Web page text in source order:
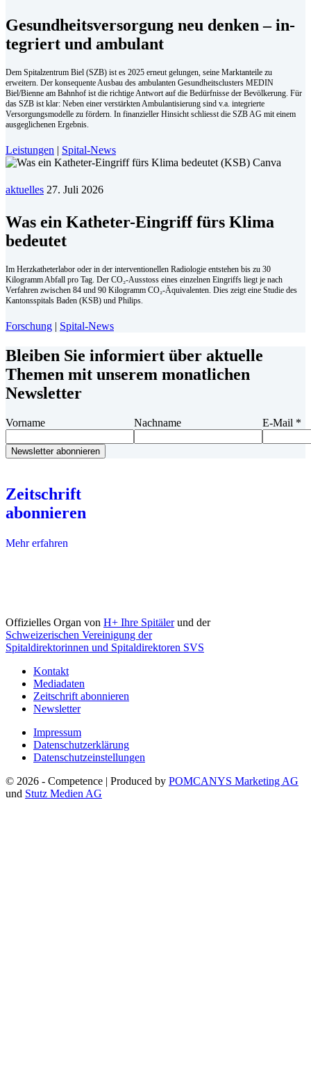
Ge­sund­heits­ver­sor­gung neu den­ken – in­
te­griert und am­bu­lant
Dem Spitalzentrum Biel (SZB) ist es 2025 erneut gelungen, seine Marktanteile zu
erweitern. Der konsequente Ausbau des ambulanten Gesundheitsclusters MEDIN
Biel/Bienne am Bahnhof ist die richtige Antwort auf die Bedürfnisse der Bevölkerung. Für
das SZB ist klar: Neben einer verstärkten Ambulantisierung sind v.a. integrierte
Versorgungsmodelle zu fördern. In finanzieller Hinsicht schliesst die SZB AG mit einem
ausgeglichenen Ergebnis.
Leistungen | Spital-News
aktuelles 27. Juli 2026
Was ein Katheter-Eingriff fürs Klima
bedeutet
Im Herzkatheterlabor oder in der interventionellen Radiologie entstehen bis zu 30
Kilogramm Abfall pro Tag. Der CO₂-Ausstoss eines einzelnen Eingriffs liegt je nach
Verfahren zwischen 84 und 90 Kilogramm CO₂-Äquivalenten. Dies zeigt eine Studie des
Kantonsspitals Baden (KSB) und Philips.
Forschung | Spital-News
Bleiben Sie informiert über aktuelle
Themen mit unserem monatlichen
Newsletter
Vorname Nachname E-Mail *
Zeitschrift
abonnieren
Mehr erfahren
Offizielles Organ von H+ Ihre Spitälerund der
Schweizerischen Vereinigung der
Spitaldirektorinnen und Spitaldirektoren SVS
Kontakt
Mediadaten
Zeitschrift abonnieren
Newsletter
Impressum
Datenschutzerklärung
Datenschutzeinstellungen
© 2026 - Competence | Produced by POMCANYS Marketing AG
und Stutz Medien AG